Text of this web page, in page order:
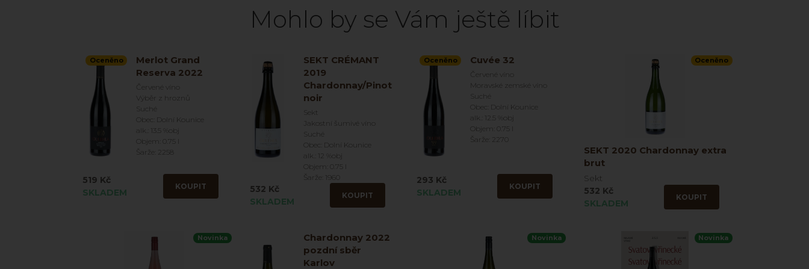
Mohlo by se Vám ještě líbit
Oceněno
Merlot Grand
Reserva 2022
Červené víno
Výběr z hroznů
Suché
Obec: Dolní Kounice
alk.: 13.5 %obj
Objem: 0.75 l
Šarže: 2258
519 Kč
SKLADEM
KOUPIT
SEKT CRÉMANT
2019
Chardonnay/Pinot
noir
Sekt
Jakostní šumivé víno
Suché
Obec: Dolní Kounice
alk.: 12 %obj
Objem: 0.75 l
Šarže: 1960
532 Kč
SKLADEM
KOUPIT
Oceněno Cuvée 32
Červené víno
Moravské zemské víno
Suché
Obec: Dolní Kounice
alk.: 12.5 %obj
Objem: 0.75 l
Šarže: 2270
293 Kč
SKLADEM
KOUPIT
Oceněno
SEKT 2020 Chardonnay extra
brut
Sekt
532 Kč
SKLADEM
KOUPIT
Novinka
Chardonnay 2022
pozdní sběr
Karlov
Novinka Novinka